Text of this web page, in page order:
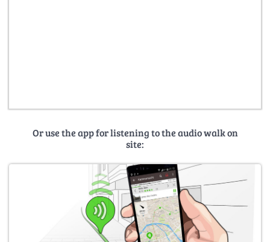
Or use the app for listening to the audio walk on
site: